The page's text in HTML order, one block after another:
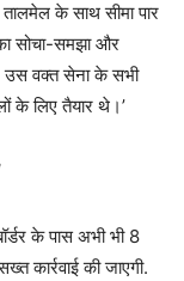
के साथ सीमा पार
सोचा-समझा और
उस वक्त सेना के सभी
के लिए तैयार थे।’
के पास अभी भी 8
कार्रवाई की जाएगी.